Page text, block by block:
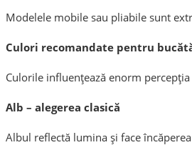
Modelele mobile sau pliabile sunt
Culori recomandate pentru
Culorile influențează enorm
Alb – alegerea clasică
Albul reflectă lumina și face